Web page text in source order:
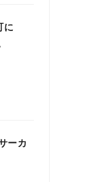
に
ーカ